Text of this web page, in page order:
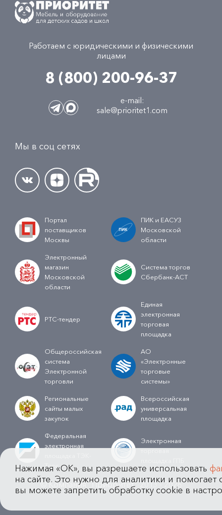
Работаем с юридическими и физическими
лицами
8 (800) 200-96-37
e-mail:
sale@prioritet1.com
Мы в соц сетях
Портал
поставщиков
Москвы
ПИК и ЕАСУЗ
Московской
области
Электронный
магазин
Московской
области
Система торгов
Сбербанк-АСТ
РТС-тендер
Единая
электронная
торговая
площадка
Общероссийская
система
Электронной
торговли
АО
«Электронные
торговые
системы»
Региональные
сайты малых
закупок
Всероссийская
универсальная
площадка
Федеральная
электронная
Торг
Электронная
торговая
© Компания "Приоритет" 2013 - 2026
Нажимая «OK», вы разрешаете использовать
на сайте. Это нужно для аналитики и помогает
вы можете запретить обработку cookie в